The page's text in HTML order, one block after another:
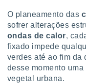
através
O planeamento das
sofrer alterações
ondas de calor,
fixado impede
verdes até ao fim da
desse momento
vegetal urbana.